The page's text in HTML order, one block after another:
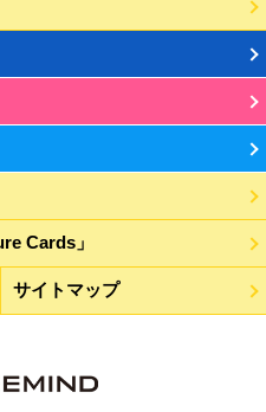
Cards」
サイトマップ